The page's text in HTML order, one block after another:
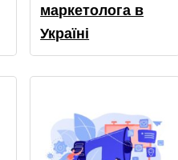
маркетолога в
Україні